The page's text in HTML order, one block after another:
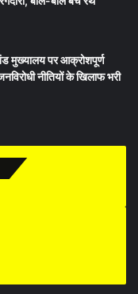
मुख्यालय पर आक्रोशपूर्ण
नीतियों के खिलाफ भरी